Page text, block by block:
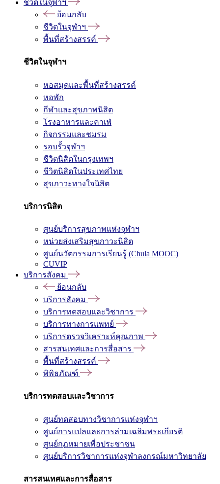
ชีวิตในจุฬาฯ
ย้อนกลับ
ชีวิตในจุฬาฯ
พื้นที่สร้างสรรค์
ชีวิตในจุฬาฯ
หอสมุดและพื้นที่สร้างสรรค์
หอพัก
กีฬาและสุขภาพนิสิต
โรงอาหารและคาเฟ่
กิจกรรมและชมรม
รอบรั้วจุฬาฯ
ชีวิตนิสิตในกรุงเทพฯ
ชีวิตนิสิตในประเทศไทย
สุขภาวะทางใจนิสิต
บริการนิสิต
ศูนย์บริการสุขภาพแห่งจุฬาฯ
หน่วยส่งเสริมสุขภาวะนิสิต
ศูนย์นวัตกรรมการเรียนรู้ (Chula MOOC)
CUVIP
บริการสังคม
ย้อนกลับ
บริการสังคม
บริการทดสอบและวิชาการ
บริการทางการแพทย์
บริการตรวจวิเคราะห์คุณภาพ
สารสนเทศและการสื่อสาร
พื้นที่สร้างสรรค์
พิพิธภัณฑ์
บริการทดสอบและวิชาการ
ศูนย์ทดสอบทางวิชาการแห่งจุฬาฯ
ศูนย์การแปลและการล่ามเฉลิมพระเกียรติ
ศูนย์กฎหมายเพื่อประชาชน
ศูนย์บริการวิชาการแห่งจุฬาลงกรณ์มหาวิทยาลัย
สารสนเทศและการสื่อสาร